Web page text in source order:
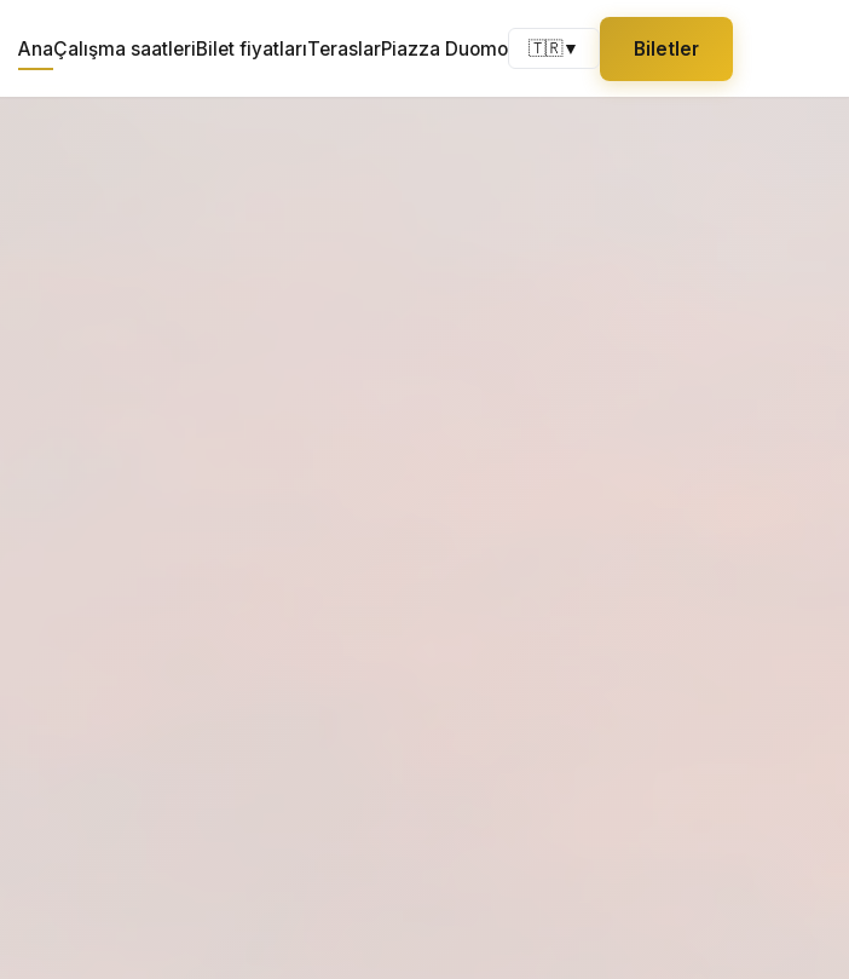
AnaÇalışma saatleriBilet fiyatlarıTeraslarPiazza Duomo 🇹🇷▼ Biletler